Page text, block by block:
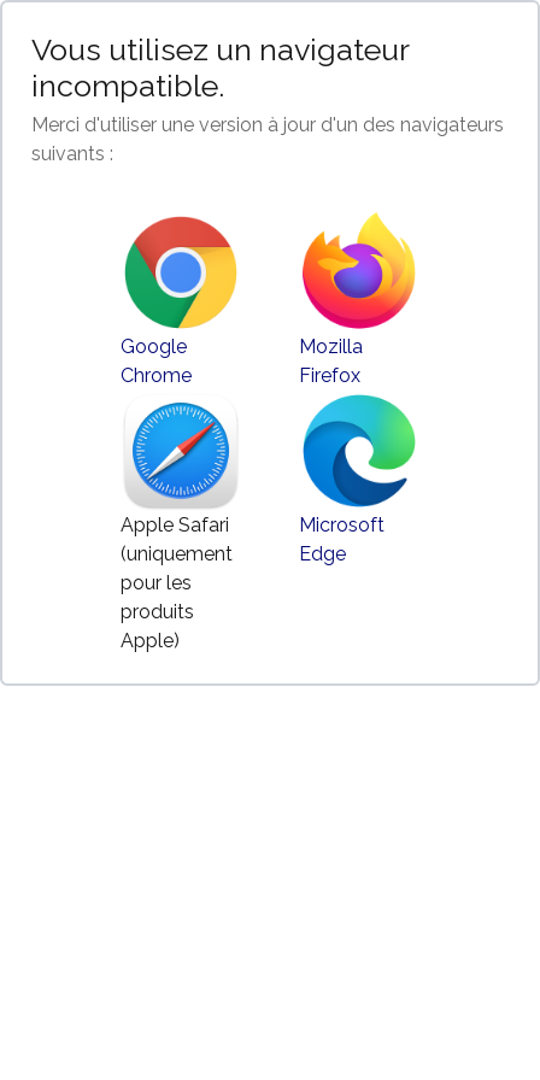
Vous utilisez un navigateur
incompatible.
Merci d'utiliser une version à jour d'un des navigateurs
suivants :
Google
Chrome
Mozilla
Firefox
Apple Safari
(uniquement
pour les
produits
Apple)
Microsoft
Edge